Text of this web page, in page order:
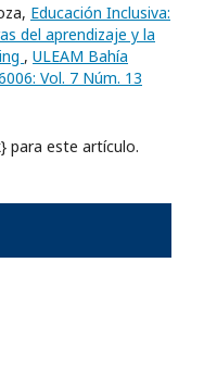
Educación Inclusiva:
del aprendizaje y la
, ULEAM Bahía
Vol. 7 Núm. 13
para este artículo.